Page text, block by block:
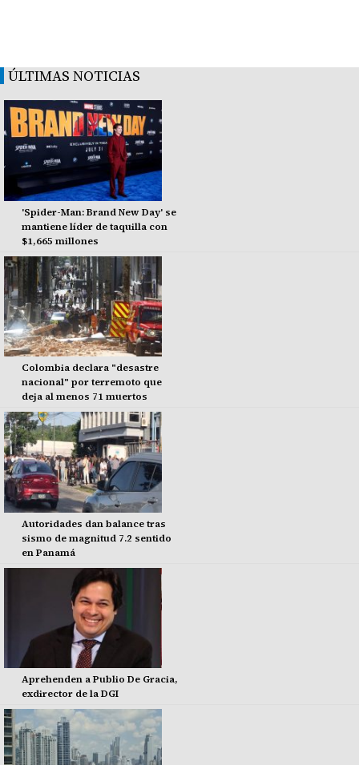
ÚLTIMAS NOTICIAS
'Spider-Man: Brand New Day' se
mantiene líder de taquilla con
$1,665 millones
Colombia declara "desastre
nacional" por terremoto que
deja al menos 71 muertos
Autoridades dan balance tras
sismo de magnitud 7.2 sentido
en Panamá
Aprehenden a Publio De Gracia,
exdirector de la DGI